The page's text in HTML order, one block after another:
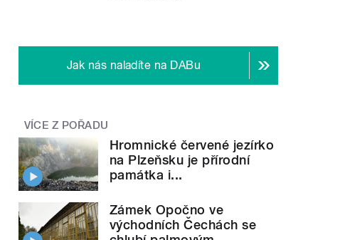
Jak nás naladíte na DABu
VÍCE Z POŘADU
Hromnické červené jezírko
na Plzeňsku je přírodní
památka i...
Zámek Opočno ve
východních Čechách se